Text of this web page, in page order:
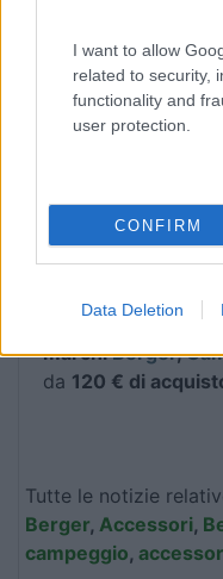
I want to allow
related to security,
functionality and
user protection.
CONFIRM
Data Deletion
importante
competitivi e
davvero il mondo
campeggio. In
possibile ottenere
marchiBerger,
da 120 € di
Tutte le notizie
Berger, Accessori,
campeggio,